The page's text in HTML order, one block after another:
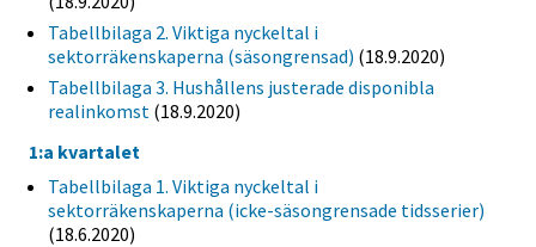
Tabellbilaga 2. Viktiga nyckeltal i
sektorräkenskaperna (säsongrensad) (18.9.2020)
Tabellbilaga 3. Hushållens justerade disponibla
realinkomst (18.9.2020)
1:a kvartalet
Tabellbilaga 1. Viktiga nyckeltal i
sektorräkenskaperna (icke-säsongrensade tidsserier)
(18.6.2020)